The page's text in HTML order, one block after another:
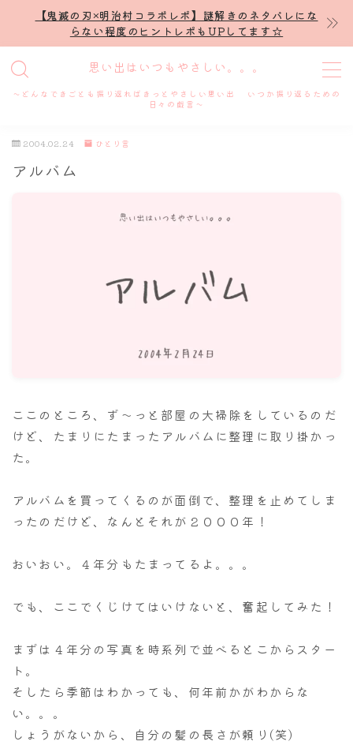
【鬼滅の刃×明治村コラボレポ】謎解きのネタバレにな
らない程度のヒントレポもUPしてます☆
思い出はいつもやさしい。。。
～どんなできごとも振り返ればきっとやさしい思い出 いつか振り返るための
日々の戯言～
MENU
プロフィール
2004.02.24 ひとり言
アルバム
ここのところ、ず～っと部屋の大掃除をしているのだ
けど、たまりにたまったアルバムに整理に取り掛かっ
た。
アルバムを買ってくるのが面倒で、整理を止めてしま
ったのだけど、なんとそれが２０００年！
おいおい。４年分もたまってるよ。。。
でも、ここでくじけてはいけないと、奮起してみた！
まずは４年分の写真を時系列で並べるとこからスター
ト。
そしたら季節はわかっても、何年前かがわからな
い。。。
しょうがないから、自分の髪の長さが頼り(笑)